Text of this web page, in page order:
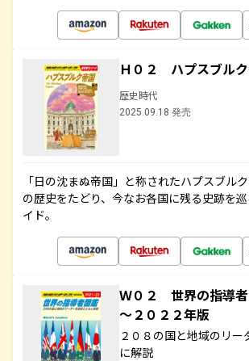
Ｈ０２ ハプスブル
歴史時代
2025.09.18 発売
「日の沈まぬ帝国」と称されたハプスブル
の歴史をたどり、今なお各国に残る史跡を
イド。
Ｗ０２ 世界の指導
～２０２２年版
２０８の国と地域のリー
に解説